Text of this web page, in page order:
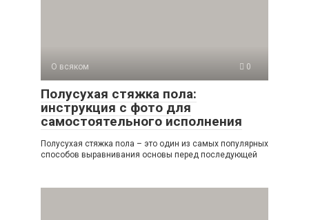
О всяком 0
Полусухая стяжка пола:
инструкция с фото для
самостоятельного исполнения
Полусухая стяжка пола – это один из самых популярных
способов выравнивания основы перед последующей